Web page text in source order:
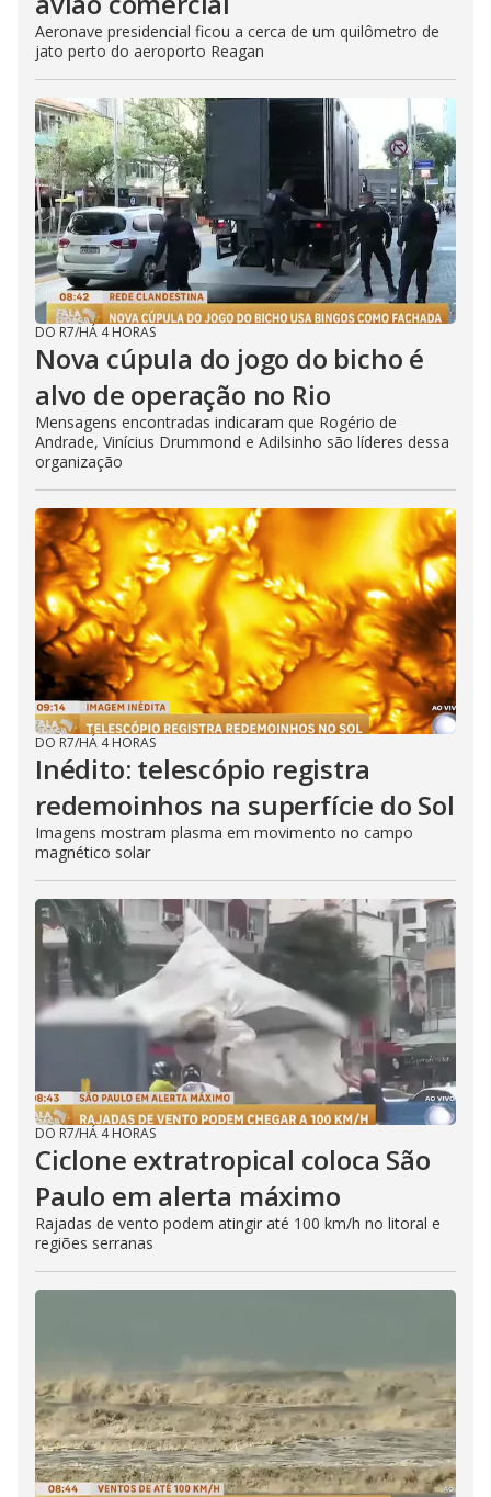
Aeronave presidencial ficou a cerca de um quilômetro de
jato perto do aeroporto Reagan
DO R7/HÁ 4 HORAS
Nova cúpula do jogo do bicho é
alvo de operação no Rio
Mensagens encontradas indicaram que Rogério de
Andrade, Vinícius Drummond e Adilsinho são líderes dessa
organização
DO R7/HÁ 4 HORAS
Inédito: telescópio registra
redemoinhos na superfície do Sol
Imagens mostram plasma em movimento no campo
magnético solar
DO R7/HÁ 4 HORAS
Ciclone extratropical coloca São
Paulo em alerta máximo
Rajadas de vento podem atingir até 100 km/h no litoral e
regiões serranas